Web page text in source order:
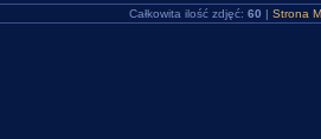
Całkowita ilość zdjęć: 60 | Strona